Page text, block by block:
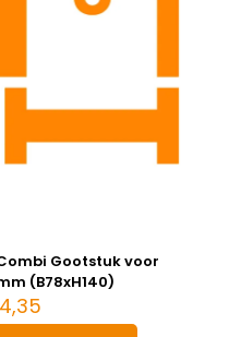
Combi Gootstuk voor
(B78xH140)